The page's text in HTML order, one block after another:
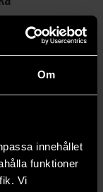
Om
innehållet
funktioner
Vi